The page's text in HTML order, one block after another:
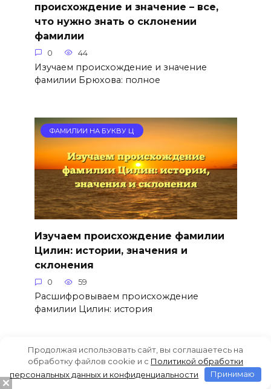
происхождение и значение – все,
что нужно знать о склонении
фамилии
0 44
Изучаем происхождение и значение
фамилии Брюхова: полное
ФАМИЛИИ НА БУКВУ Ц
Изучаем происхождение фамилии
Цилин: истории, значения и
склонения
0 59
Расшифровываем происхождение
фамилии Цилин: история
ФАМИЛИИ НА БУКВУ Ц
Продолжая использовать сайт, вы соглашаетесь на
обработку файлов cookie и c Политикой обработки
персональных данных и конфиденциальности
Принимаю